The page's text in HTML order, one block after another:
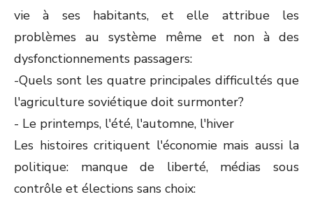
vie à ses habitants, et elle attribue les
problèmes au système même et non à des
dysfonctionnements passagers:
-Quels sont les quatre principales difficultés que
l'agriculture soviétique doit surmonter?
- Le printemps, l'été, l'automne, l'hiver
Les histoires critiquent l'économie mais aussi la
politique: manque de liberté, médias sous
contrôle et élections sans choix: